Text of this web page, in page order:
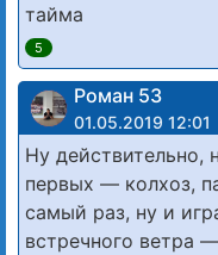
тайма
5
Роман 53
01.05.2019 12:01
Ну действительно,
первых — колхоз,
самый раз, ну и
встречного ветра